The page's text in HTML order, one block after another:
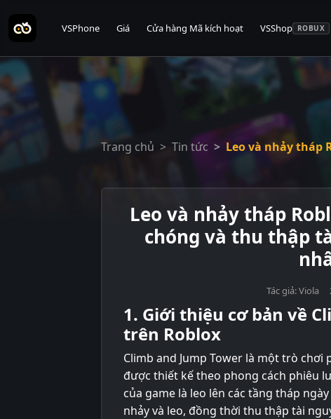
VSPhone Giá Cửa hàng Mã kích hoạt VSShop ROBUX
Trang chủ Tin tức Leo và nhảy tháp
Leo và nhảy tháp
chóng và thu thập
Tác giả: Viola
1. Giới thiệu cơ bản về
trên Roblox
Climb and Jump Tower là một trò chơi
được thiết kế theo phong cách phiêu
của game là leo lên các tầng tháp
nhảy và leo, đồng thời thu thập tài